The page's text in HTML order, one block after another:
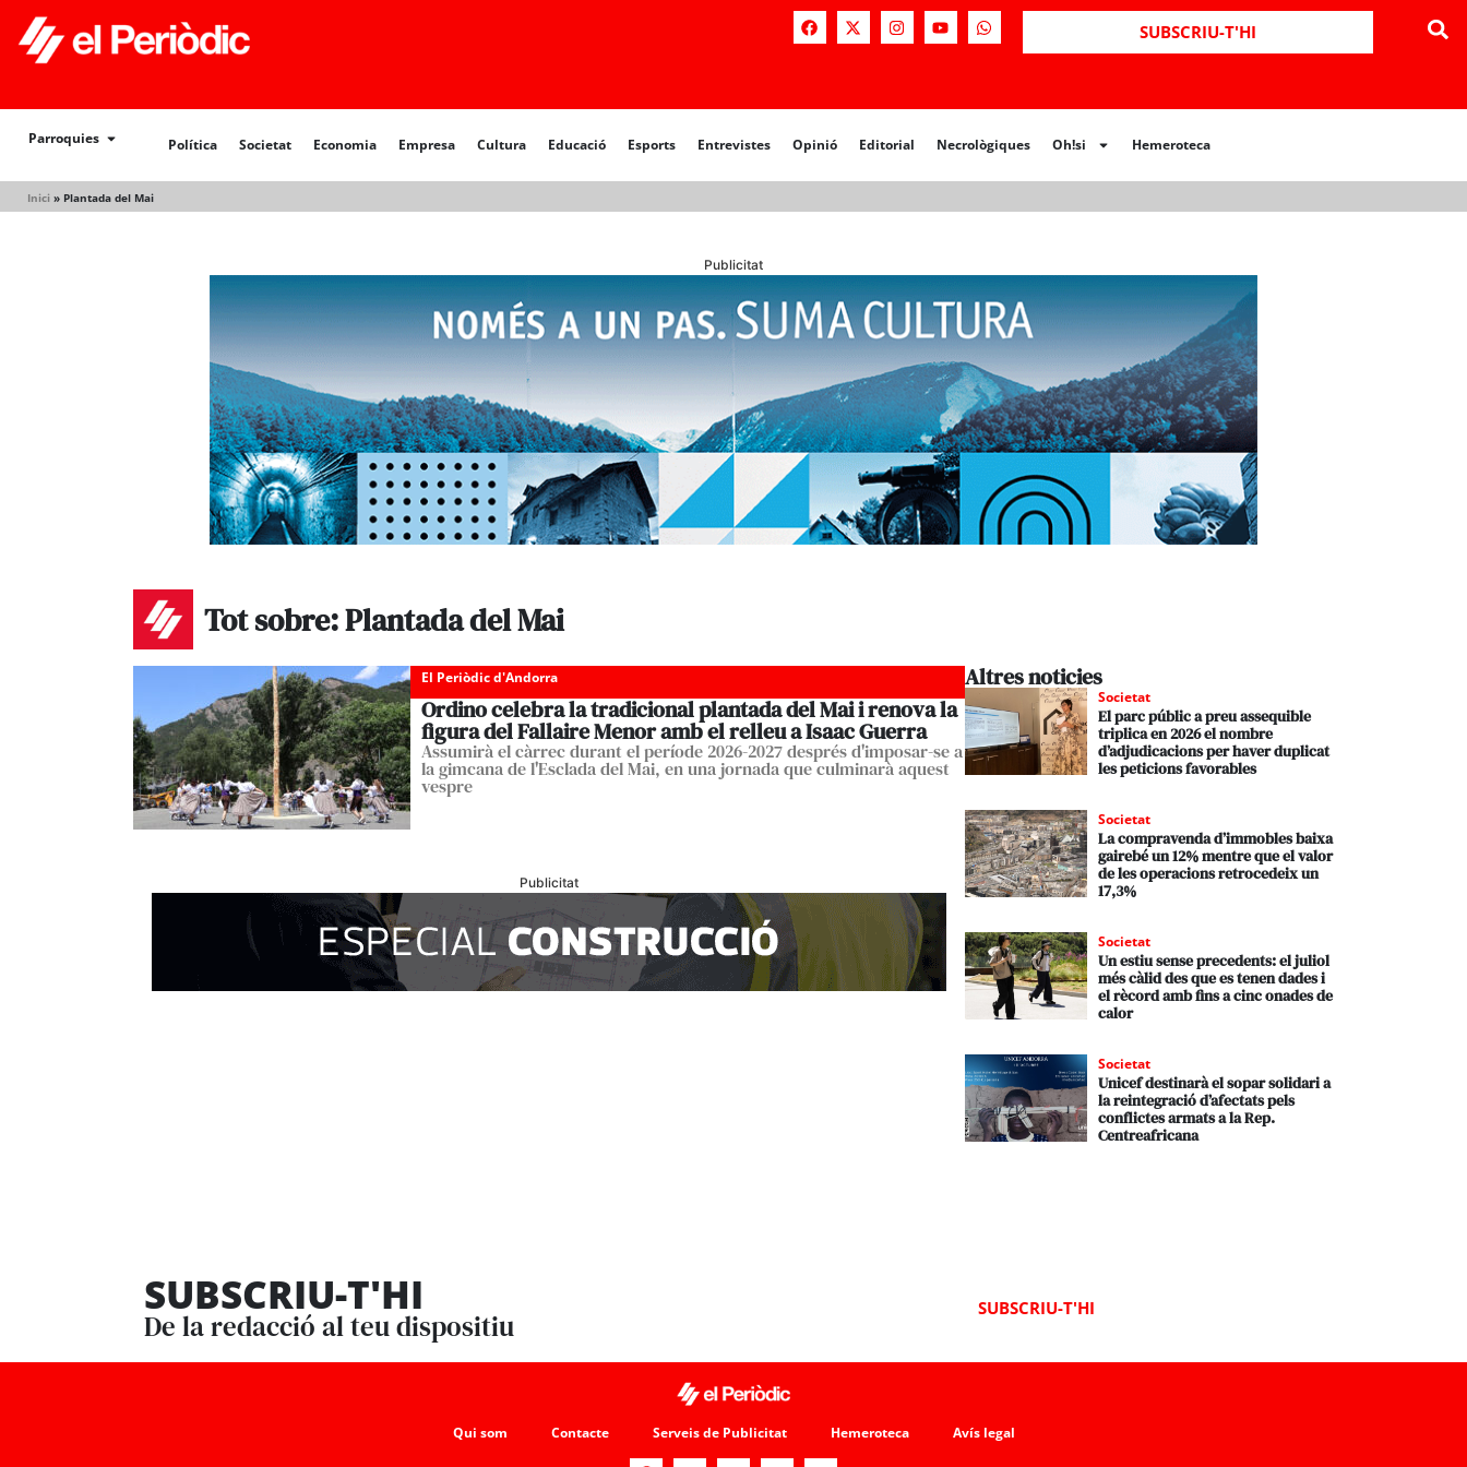
SUBSCRIU-T'HI
Parroquies Política Societat Economia Empresa Cultura Educació Esports Entrevistes Opinió Editorial Necrològiques Oh!si Hemeroteca
Inici » Plantada del Mai
Política Societat Opinió Editorial Necrològiques Hemeroteca
Publicitat
Tot sobre: Plantada del Mai
El Periòdic d'Andorra
Ordino celebra la tradicional plantada del Mai i renova la
figura del Fallaire Menor amb el relleu a Isaac Guerra
Assumirà el càrrec durant el període 2026-2027 després d'imposar-se a
la gimcana de l'Esclada del Mai, en una jornada que culminarà aquest
vespre
Publicitat
Altres noticies
Societat
El parc públic a preu assequible
triplica en 2026 el nombre
d’adjudicacions per haver duplicat
les peticions favorables
Societat
La compravenda d’immobles baixa
gairebé un 12% mentre que el valor
de les operacions retrocedeix un
17,3%
Societat
Un estiu sense precedents: el juliol
més càlid des que es tenen dades i
el rècord amb fins a cinc onades de
calor
Societat
Unicef destinarà el sopar solidari a
la reintegració d’afectats pels
conflictes armats a la Rep.
Centreafricana
SUBSCRIU-T'HI
De la redacció al teu dispositiu
SUBSCRIU-T'HI
Qui som Contacte Serveis de Publicitat Hemeroteca Avís legal